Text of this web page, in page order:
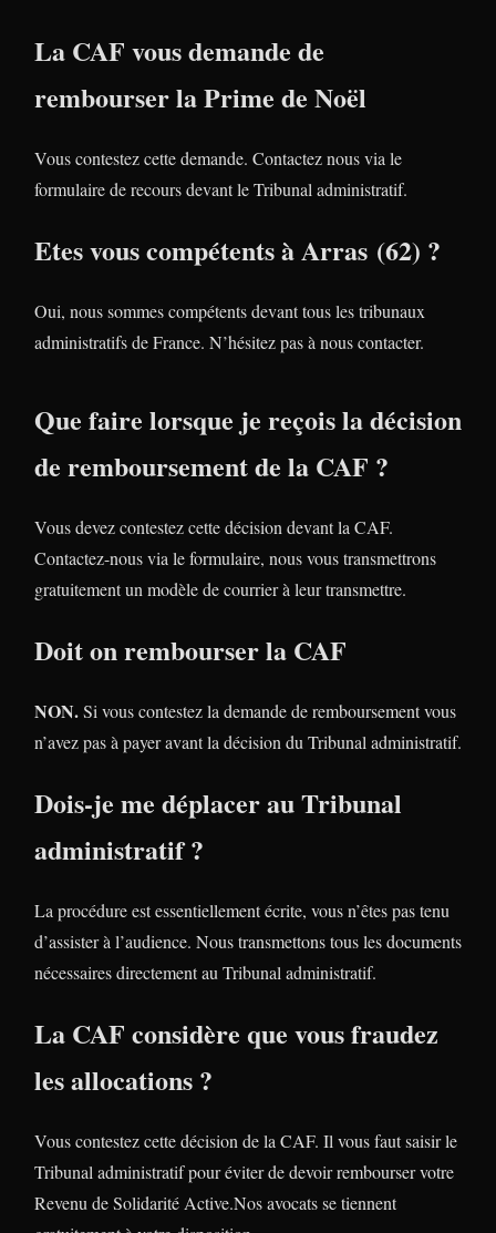
La CAF vous demande de
rembourser la Prime de Noël
Vous contestez cette demande. Contactez nous via le
formulaire de recours devant le Tribunal administratif.
Etes vous compétents à Arras (62) ?
Oui, nous sommes compétents devant tous les tribunaux
administratifs de France. N’hésitez pas à nous contacter.
Que faire lorsque je reçois la décision
de remboursement de la CAF ?
Vous devez contestez cette décision devant la CAF.
Contactez-nous via le formulaire, nous vous transmettrons
gratuitement un modèle de courrier à leur transmettre.
Doit on rembourser la CAF
NON.Si vous contestez la demande de remboursement vous
n’avez pas à payer avant la décision du Tribunal administratif.
Dois-je me déplacer au Tribunal
administratif ?
La procédure est essentiellement écrite, vous n’êtes pas tenu
d’assister à l’audience. Nous transmettons tous les documents
nécessaires directement au Tribunal administratif.
La CAF considère que vous fraudez
les allocations ?
Vous contestez cette décision de la CAF. Il vous faut saisir le
Tribunal administratif pour éviter de devoir rembourser votre
Revenu de Solidarité Active.Nos avocats se tiennent